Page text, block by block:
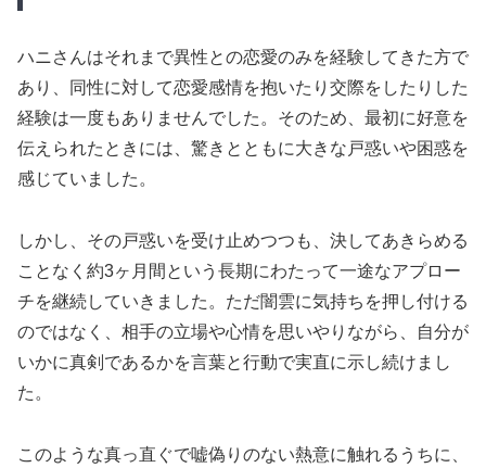
ハニさんはそれまで異性との恋愛のみを経験してきた方で
あり、同性に対して恋愛感情を抱いたり交際をしたりした
経験は一度もありませんでした。そのため、最初に好意を
伝えられたときには、驚きとともに大きな戸惑いや困惑を
感じていました。
しかし、その戸惑いを受け止めつつも、決してあきらめる
ことなく約3ヶ月間という長期にわたって一途なアプロー
チを継続していきました。ただ闇雲に気持ちを押し付ける
のではなく、相手の立場や心情を思いやりながら、自分が
いかに真剣であるかを言葉と行動で実直に示し続けまし
た。
このような真っ直ぐで嘘偽りのない熱意に触れるうちに、